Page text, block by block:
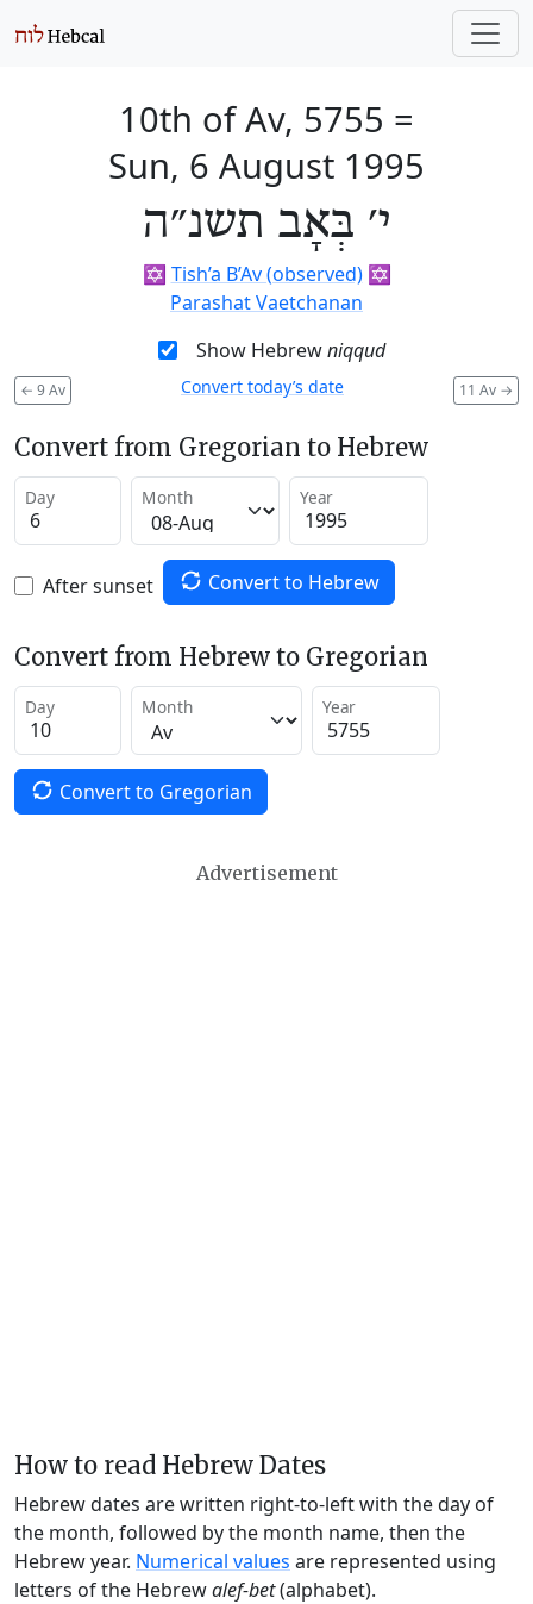
10th of Av, 5755 =
Sun, 6 August 1995
י׳ בְּאָב תשנ״ה
✡️ Tish’a B’Av (observed)✡️
Parashat Vaetchanan
Show Hebrewniqqud
← 9 Av 11 Av →
Convert today’s date
Convert from Gregorian to Hebrew
Day Month Year
After sunset Convert to Hebrew
Convert from Hebrew to Gregorian
Day Month Year
Convert to Gregorian
Advertisement
How to read Hebrew Dates
Hebrew dates are written right-to-left with the day of
the month, followed by the month name, then the
Hebrew year. Numerical values are represented using
letters of the Hebrewalef-bet(alphabet).